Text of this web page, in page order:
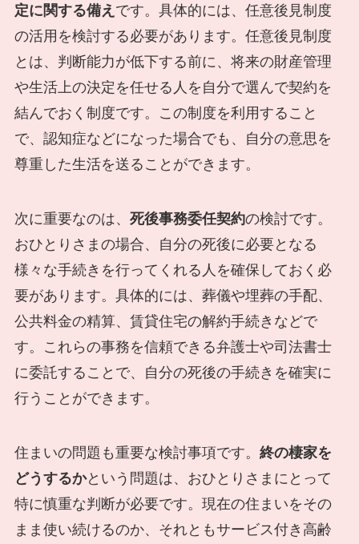
定に関する備え です。具体的には、任意後見制度
の活用を検討する必要があります。任意後見制度
とは、判断能力が低下する前に、将来の財産管理
や生活上の決定を任せる人を自分で選んで契約を
結んでおく制度です。この制度を利用すること
で、認知症などになった場合でも、自分の意思を
尊重した生活を送ることができます。
次に重要なのは、 死後事務委任契約の検討です。
おひとりさまの場合、自分の死後に必要となる
様々な手続きを行ってくれる人を確保しておく必
要があります。具体的には、葬儀や埋葬の手配、
公共料金の精算、賃貸住宅の解約手続きなどで
す。これらの事務を信頼できる弁護士や司法書士
に委託することで、自分の死後の手続きを確実に
行うことができます。
住まいの問題も重要な検討事項です。 終の棲家を
どうするかという問題は、おひとりさまにとって
特に慎重な判断が必要です。現在の住まいをその
まま使い続けるのか、それともサービス付き高齢